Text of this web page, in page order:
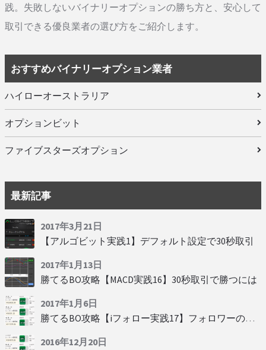
践。失敗しないバイナリーオプションの勝ち方と、安心して
取引できる優良業者の選び方をご紹介します。
おすすめバイナリーオプション業者
ハイローオーストラリア
オプションビット
ファイブスターズオプション
最新記事
2017年3月21日
【アルゴビット実践1】デフォルト設定で30秒取引
2017年1月13日
勝てるBO攻略【MACD実践16】30秒取引で勝つには
2017年1月6日
勝てるBO攻略【iフォロー実践17】フォロワーの少ない人をフォローする
2016年12月20日